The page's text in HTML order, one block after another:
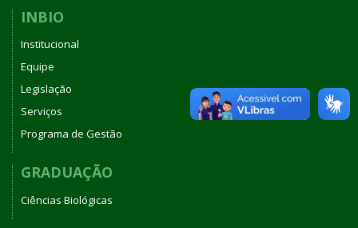
INBIO
Institucional
Equipe
Legislação
Serviços
Programa de Gestão
GRADUAÇÃO
Ciências Biológicas